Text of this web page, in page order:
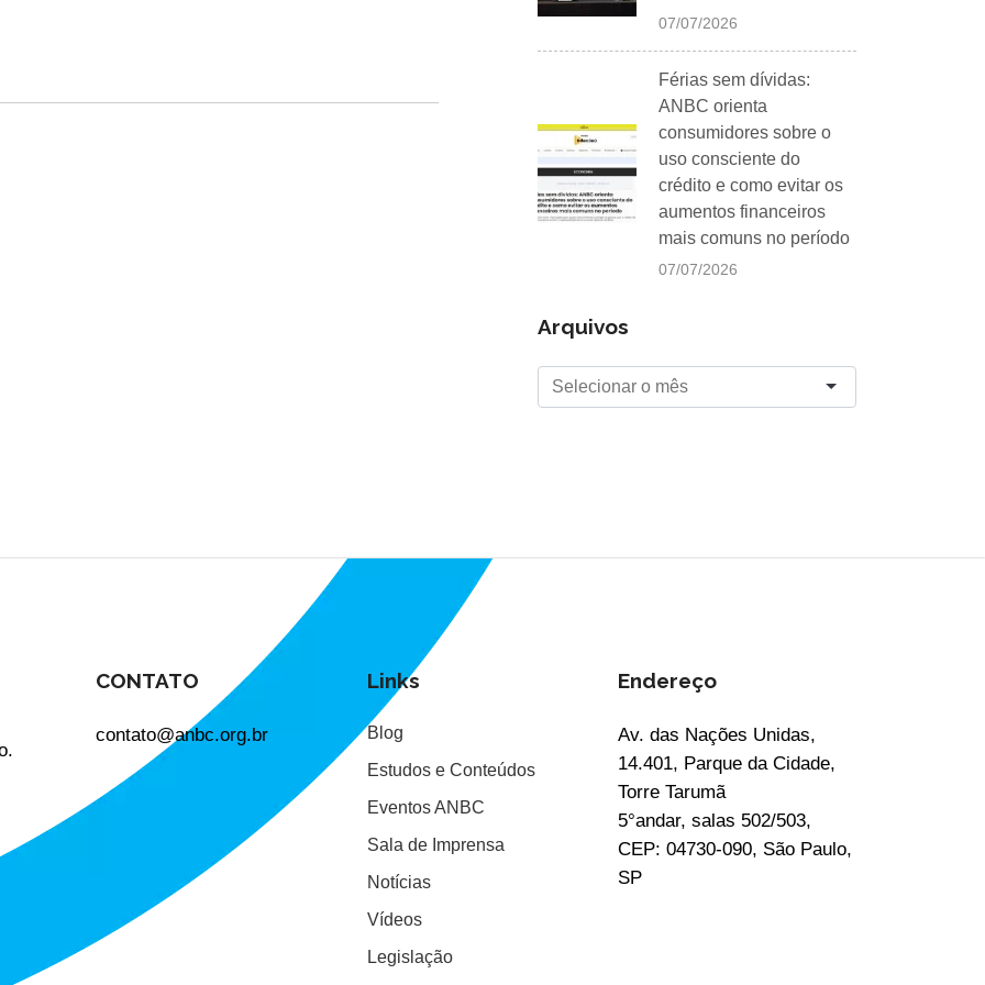
07/07/2026
Férias sem dívidas:
ANBC orienta
consumidores sobre o
uso consciente do
crédito e como evitar os
aumentos financeiros
mais comuns no período
07/07/2026
Arquivos
CONTATO
contato@anbc.org.br
Links
Blog
Estudos e Conteúdos
Eventos ANBC
Sala de Imprensa
Notícias
Vídeos
Legislação
Endereço
Av. das Nações Unidas,
14.401, Parque da Cidade,
Torre Tarumã
5°andar, salas 502/503,
CEP: 04730-090, São Paulo,
SP